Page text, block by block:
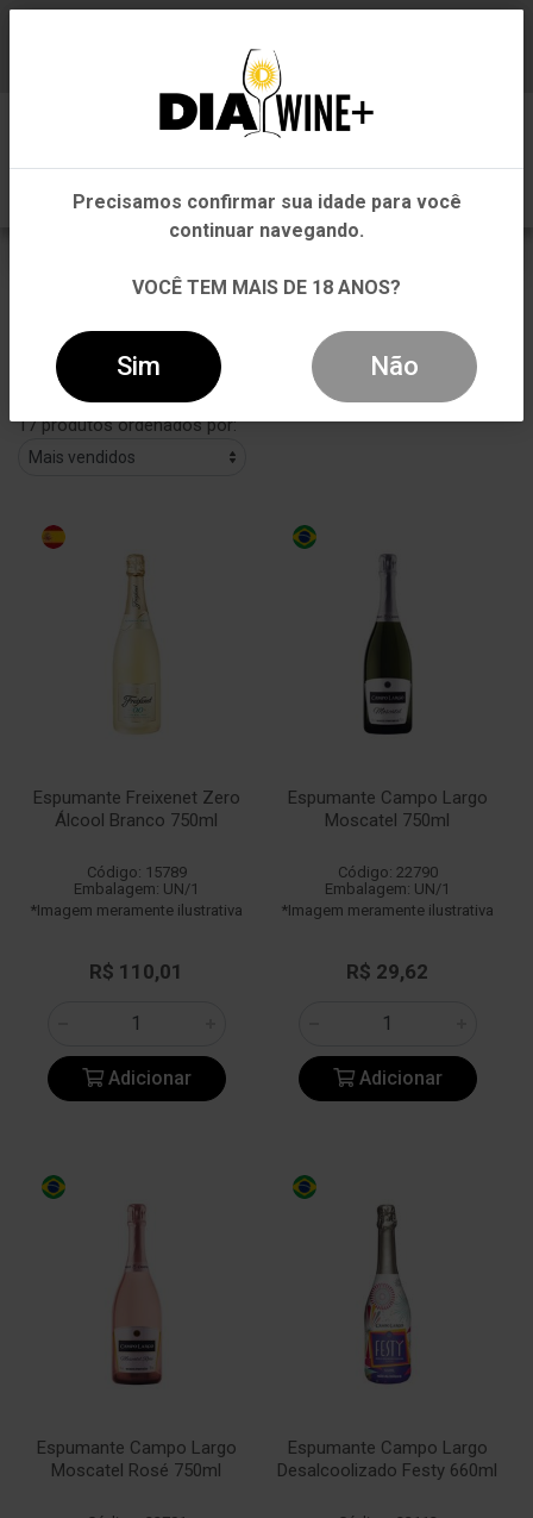
Filtros
17 produtos ordenados por:
Espumante Freixenet Zero
Álcool Branco 750ml
Código: 15789
Embalagem: UN/1
*Imagem meramente ilustrativa
R$ 110,01
Adicionar
Espumante Campo Largo
Moscatel 750ml
Código: 22790
Embalagem: UN/1
*Imagem meramente ilustrativa
R$ 29,62
Adicionar
Espumante Campo Largo
Moscatel Rosé 750ml
Espumante Campo Largo
Desalcoolizado Festy 660ml
Em que Estado você está?
Pernambuco
Outros Estados
Precisamos confirmar sua idade para você
continuar navegando.
VOCÊ TEM MAIS DE 18 ANOS?
Sim Não